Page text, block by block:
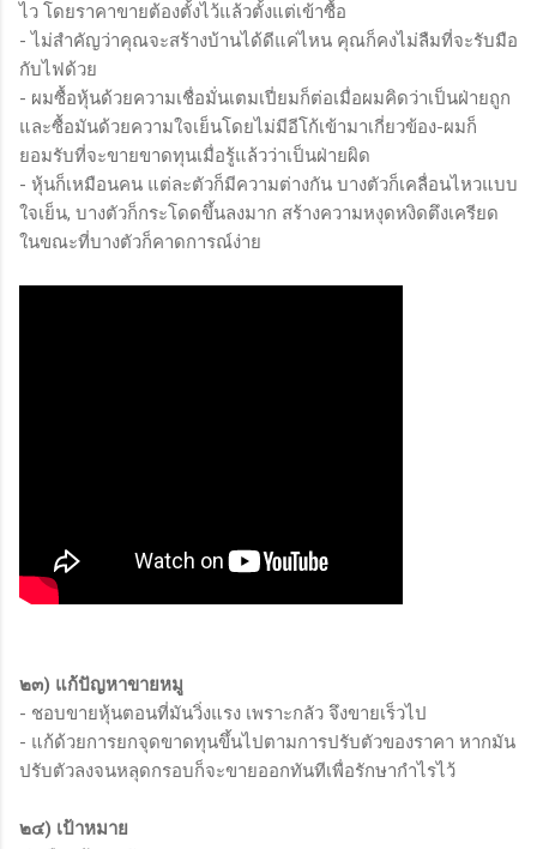
ไว โดยราคาขายต้องตั้งไว้แล้วตั้งแต่เข้าซื้อ
- ไม่สำคัญว่าคุณจะสร้างบ้านได้ดีแค่ไหน คุณก็คงไม่ลืมที่จะรับมือ
กับไฟด้วย
- ผมซื้อหุ้นด้วยความเชื่อมั่นเตมเปี่ยมก็ต่อเมื่อผมคิดว่าเป็นฝ่ายถูก
และซื้อมันด้วยความใจเย็นโดยไม่มีอีโก้เข้ามาเกี่ยวข้อง-ผมก็
ยอมรับที่จะขายขาดทุนเมื่อรู้แล้วว่าเป็นฝ่ายผิด
- หุ้นก็เหมือนคน แต่ละตัวก็มีความต่างกัน บางตัวก็เคลื่อนไหวแบบ
ใจเย็น, บางตัวก็กระโดดขึ้นลงมาก สร้างความหงุดหงิดตึงเครียด
ในขณะที่บางตัวก็คาดการณ์ง่าย
๒๓) แก้ปัญหาขายหมู
- ชอบขายหุ้นตอนที่มันวิ่งแรง เพราะกลัว จึงขายเร็วไป
- แก้ด้วยการยกจุดขาดทุนขึ้นไปตามการปรับตัวของราคา หากมัน
ปรับตัวลงจนหลุดกรอบก็จะขายออกทันทีเพื่อรักษากำไรไว้
๒๔) เป้าหมาย